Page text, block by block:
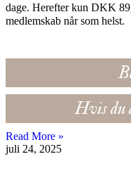
dage. Herefter kun DKK
medlemskab når som helst.
Hvis du
Read More »
juli 24, 2025